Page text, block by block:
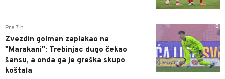
0
Pre 7 h
Zvezdin golman zaplakao na
"Marakani": Trebinjac dugo čekao
šansu, a onda ga je greška skupo
koštala